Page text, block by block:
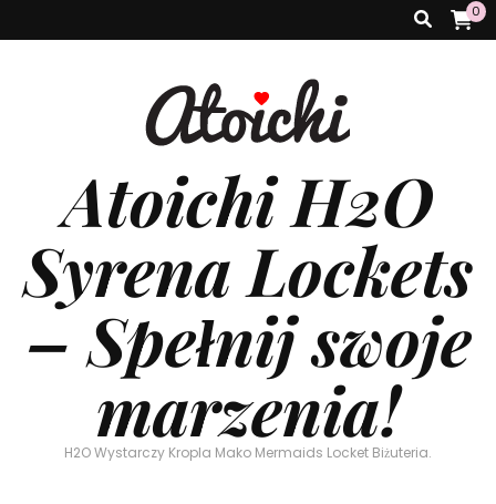
0
Atoichi H2O
Syrena Lockets
– Spełnij swoje
marzenia!
H2O Wystarczy Kropla Mako Mermaids Locket Biżuteria.